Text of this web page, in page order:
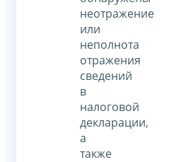
неотражение
или
неполнота
отражения
сведений
в
налоговой
декларации,
а
также